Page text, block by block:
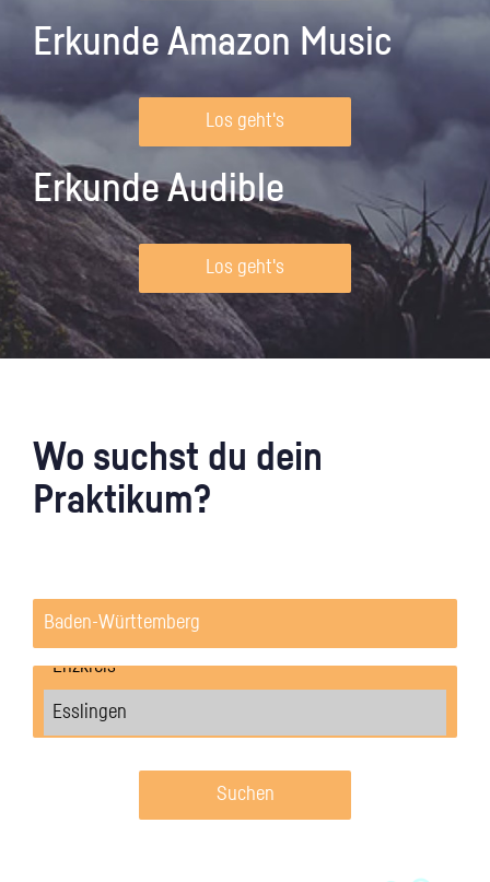
Erkunde Amazon Music
Los geht's
Erkunde Audible
Los geht's
Wo suchst du dein
Praktikum?
Suchen